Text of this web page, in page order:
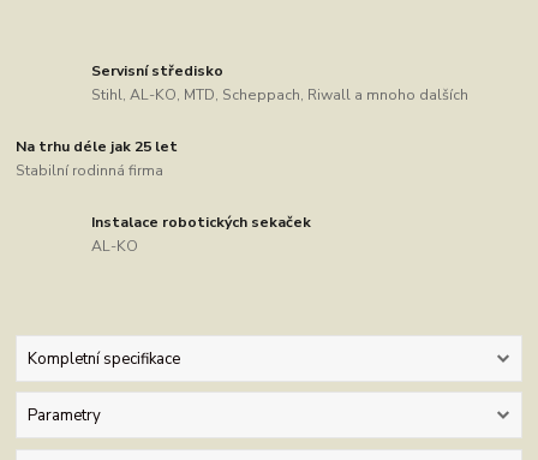
Servisní středisko
Stihl, AL-KO, MTD, Scheppach, Riwall a mnoho dalších
Na trhu déle jak 25 let
Stabilní rodinná firma
Instalace robotických sekaček
AL-KO
Kompletní specifikace
Parametry